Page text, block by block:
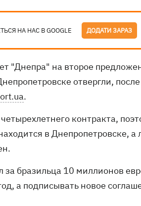
НА НАС В GOOGLE ДОДАТИ ЗАРАЗ
"Днепра" на второе
отвергли,
.
контракта,
в Днепропетровске,
бразильца 10 миллионов
а подписывать новое